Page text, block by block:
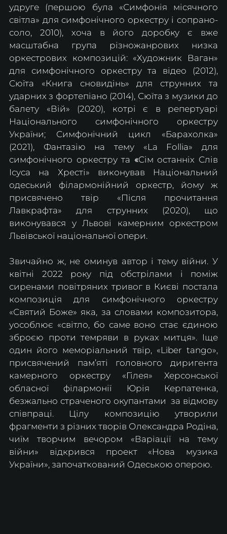
удруге (першою була «Симфонія місячного
світла» для симфонічного оркестру і сопрано-
соло, 2010), хоча в його доробку є вже
масштабна група різножанрових низка
оркестрових композицій: «Художник Ваган»
для симфонічного оркестру та відео (2012),
Сюїта «Книга сновидінь» для струнних та
ударних з фортепіано (2014), Сюїта з музики до
балету «Вій» (2020), котрі є в репертуарі
Національного симфонічного оркестру
України;
Симфонічний цикл «Барахолка»
(2021), Фантазію на тему «La Follia» для
симфонічного оркестру та «Сім останніх Слів
Ісуса на Хресті» виконував Національний
одеський філармонійний оркестр, йому ж
присвячено твір «Після прочитання
Лавкрафта» для струнних (2020), що
виконувався у Львові камерним оркестром
Львівської національної опери.
Звичайно ж, не оминув автор і тему війни. У
квітні 2022 року під обстрілами і поміж
сиренами повітряних тривог в Києві постала
композиція для симфонічного оркестру
«Святий Боже» яка, за словами композитора,
уособлює «світло, бо саме воно стає єдиною
зброєю проти темряви в руках митця». Іще
один його меморіальний твір, «Liber tango»,
присвячений пам’яті головного диригента
камерного оркестру «Гілея» Херсонської
обласної філармонії Юрія Керпатенка,
безжально страченого окупантами  за відмову
співпраці. Цілу композицію утворили
фрагменти з різних творів Олександра Родіна,
чиїм творчим вечором «Варіації на тему
війни» відкрився проект «Нова музика
України», започаткований Одеською оперою.